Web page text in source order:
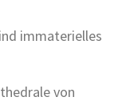
immaterielles
von